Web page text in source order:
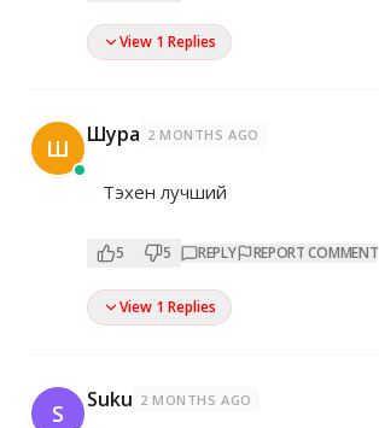
View 1 Replies
Ш Шура 2 MONTHS AGO
Тэхен лучший
5 5 REPLY REPORT COMMENT
View 1 Replies
S Suku 2 MONTHS AGO